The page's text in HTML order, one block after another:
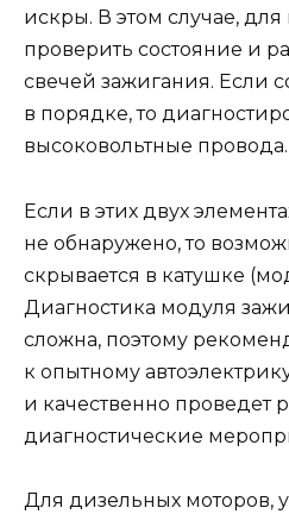
искры. В этом случае, для
проверить состояние и
свечей зажигания. Если
в порядке, то
высоковольтные провода.
Если в этих двух
не обнаружено, то
скрывается в катушке
Диагностика модуля
сложна, поэтому
к опытному
и качественно проведет
диагностические
Для дизельных моторов, у